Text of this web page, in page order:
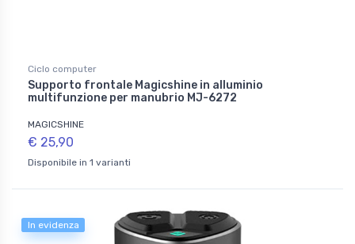
Ciclo computer
Supporto frontale Magicshine in alluminio
multifunzione per manubrio MJ-6272
MAGICSHINE
€ 25,90
Disponibile in 1 varianti
In evidenza